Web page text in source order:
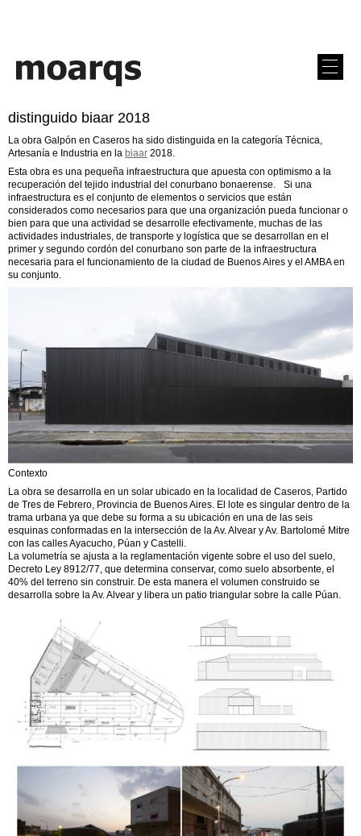
distinguido biaar 2018
La obra Galpón en Caseros ha sido distinguida en la categoría Técnica,
Artesanía e Industria en la biaar 2018.
Esta obra es una pequeña infraestructura que apuesta con optimismo a la
recuperación del tejido industrial del conurbano bonaerense. Si una
infraestructura es el conjunto de elementos o servicios que están
considerados como necesarios para que una organización pueda funcionar o
bien para que una actividad se desarrolle efectivamente, muchas de las
actividades industriales, de transporte y logística que se desarrollan en el
primer y segundo cordón del conurbano son parte de la infraestructura
necesaria para el funcionamiento de la ciudad de Buenos Aires y el AMBA en
su conjunto.
Contexto
La obra se desarrolla en un solar ubicado en la localidad de Caseros, Partido
de Tres de Febrero, Provincia de Buenos Aires. El lote es singular dentro de la
trama urbana ya que debe su forma a su ubicación en una de las seis
esquinas conformadas en la intersección de la Av. Alvear y Av. Bartolomé Mitre
con las calles Ayacucho, Púan y Castelli.
La volumetría se ajusta a la reglamentación vigente sobre el uso del suelo,
Decreto Ley 8912/77, que determina conservar, como suelo absorbente, el
40% del terreno sin construir. De esta manera el volumen construido se
desarrolla sobre la Av. Alvear y libera un patio triangular sobre la calle Púan.